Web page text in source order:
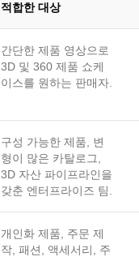
적합한 대상
간단한 제품 영상으로
3D 및 360 제품 쇼케
이스를 원하는 판매자.
구성 가능한 제품, 변
형이 많은 카탈로그,
3D 자산 파이프라인을
갖춘 엔터프라이즈 팀.
개인화 제품, 주문 제
작, 패션, 액세서리, 주